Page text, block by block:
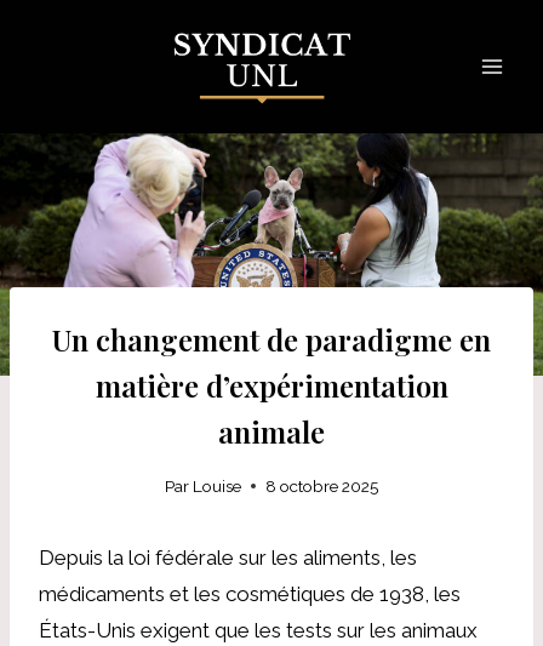
Un changement de paradigme en
matière d’expérimentation
animale
Par Louise 8 octobre 2025
Depuis la loi fédérale sur les aliments, les
médicaments et les cosmétiques de 1938, les
États-Unis exigent que les tests sur les animaux